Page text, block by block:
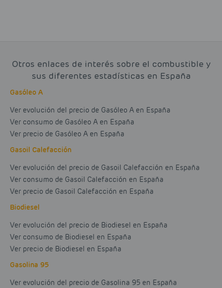
Otros enlaces de interés sobre el combustible y
sus diferentes estadísticas en España
Gasóleo A
Ver evolución del precio de Gasóleo A en España
Ver consumo de Gasóleo A en España
Ver precio de Gasóleo A en España
Gasoil Calefacción
Ver evolución del precio de Gasoil Calefacción en España
Ver consumo de Gasoil Calefacción en España
Ver precio de Gasoil Calefacción en España
Biodiesel
Ver evolución del precio de Biodiesel en España
Ver consumo de Biodiesel en España
Ver precio de Biodiesel en España
Gasolina 95
Ver evolución del precio de Gasolina 95 en España